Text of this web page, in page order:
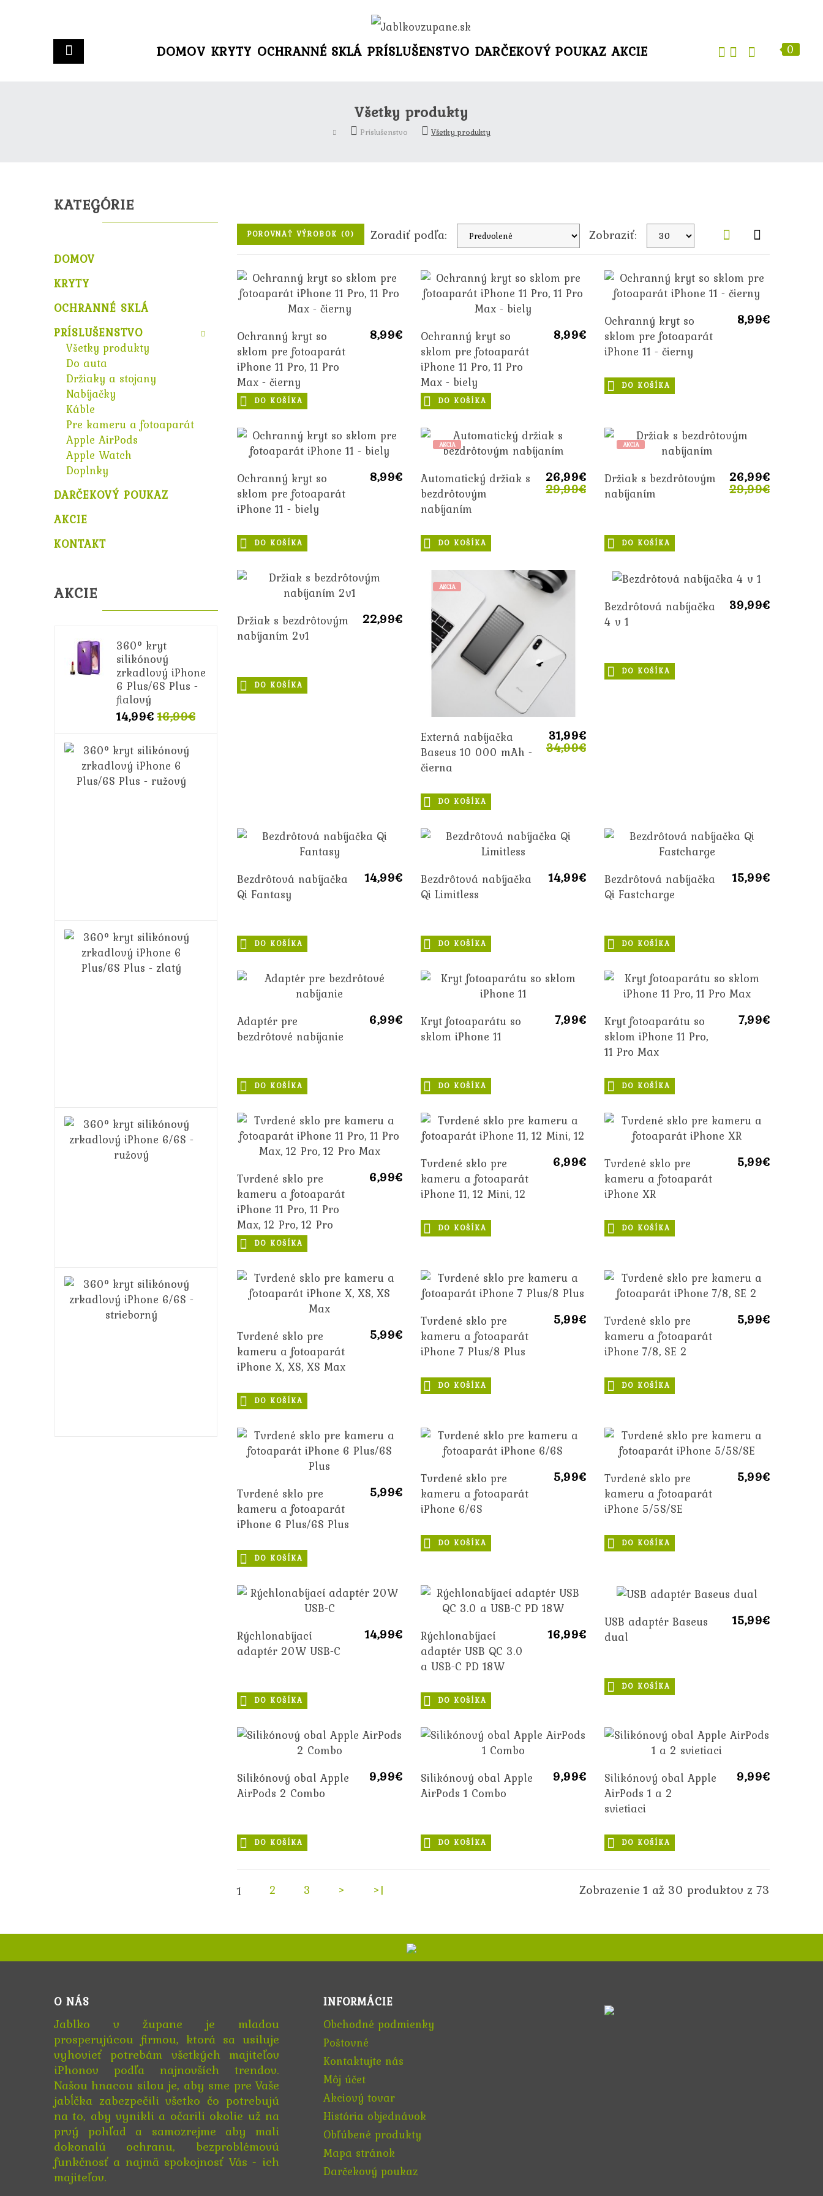
DOMOV KRYTY OCHRANNÉ SKLÁ PRÍSLUŠENSTVO DARČEKOVÝ POUKAZ AKCIE 0
Všetky produkty
Príslušenstvo Všetky produkty
KATEGÓRIE
DOMOV
KRYTY
OCHRANNÉ SKLÁ
PRÍSLUŠENSTVO
Všetky produkty
Do auta
Držiaky a stojany
Nabíjačky
Káble
Pre kameru a fotoaparát
Apple AirPods
Apple Watch
Doplnky
DARČEKOVÝ POUKAZ
AKCIE
KONTAKT
AKCIE
360° kryt
silikónový
zrkadlový iPhone
6 Plus/6S Plus -
fialový
14,99€ 16,99€
Plus/6S
ružový
14,99€
16,99€
zrkadlový
Plus/6S
14,99€
16,99€
silikónový
iPhone
ružový
14,99€
16,99€
iPhone
14,99€
16,99€
POROVNAŤ VÝROBOK (0) Zoradiť podľa: Zobraziť:
Ochranný kryt so
sklom pre fotoaparát
iPhone 11 Pro, 11 Pro
Max - čierny
8,99€
DO KOŠÍKA
Ochranný kryt so
sklom pre fotoaparát
iPhone 11 Pro, 11 Pro
Max - biely
8,99€
DO KOŠÍKA
Ochranný kryt so
sklom pre fotoaparát
iPhone 11 - čierny
8,99€
DO KOŠÍKA
Ochranný kryt so
sklom pre fotoaparát
iPhone 11 - biely
8,99€
DO KOŠÍKA
AKCIA
Automatický držiak s
bezdrôtovým
nabíjaním
26,99€
29,99€
DO KOŠÍKA
AKCIA
Držiak s bezdrôtovým
nabíjaním
26,99€
29,99€
DO KOŠÍKA
Držiak s bezdrôtovým
nabíjaním 2v1
22,99€
DO KOŠÍKA
AKCIA
Externá nabíjačka
Baseus 10 000 mAh -
čierna
31,99€
34,99€
DO KOŠÍKA
Bezdrôtová nabíjačka
4 v 1
39,99€
DO KOŠÍKA
Bezdrôtová nabíjačka
Qi Fantasy
14,99€
DO KOŠÍKA
Bezdrôtová nabíjačka
Qi Limitless
14,99€
DO KOŠÍKA
Bezdrôtová nabíjačka
Qi Fastcharge
15,99€
DO KOŠÍKA
Adaptér pre
bezdrôtové nabíjanie
6,99€
DO KOŠÍKA
Kryt fotoaparátu so
sklom iPhone 11
7,99€
DO KOŠÍKA
Kryt fotoaparátu so
sklom iPhone 11 Pro,
11 Pro Max
7,99€
DO KOŠÍKA
Tvrdené sklo pre
kameru a fotoaparát
iPhone 11 Pro, 11 Pro
Max, 12 Pro, 12 Pro
Max
6,99€
DO KOŠÍKA
Tvrdené sklo pre
kameru a fotoaparát
iPhone 11, 12 Mini, 12
6,99€
DO KOŠÍKA
Tvrdené sklo pre
kameru a fotoaparát
iPhone XR
5,99€
DO KOŠÍKA
Tvrdené sklo pre
kameru a fotoaparát
iPhone X, XS, XS Max
5,99€
DO KOŠÍKA
Tvrdené sklo pre
kameru a fotoaparát
iPhone 7 Plus/8 Plus
5,99€
DO KOŠÍKA
Tvrdené sklo pre
kameru a fotoaparát
iPhone 7/8, SE 2
5,99€
DO KOŠÍKA
Tvrdené sklo pre
kameru a fotoaparát
iPhone 6 Plus/6S Plus
5,99€
DO KOŠÍKA
Tvrdené sklo pre
kameru a fotoaparát
iPhone 6/6S
5,99€
DO KOŠÍKA
Tvrdené sklo pre
kameru a fotoaparát
iPhone 5/5S/SE
5,99€
DO KOŠÍKA
Rýchlonabíjací
adaptér 20W USB-C
14,99€
DO KOŠÍKA
Rýchlonabíjací
adaptér USB QC 3.0
a USB-C PD 18W
16,99€
DO KOŠÍKA
USB adaptér Baseus
dual
15,99€
DO KOŠÍKA
Silikónový obal Apple
AirPods 2 Combo
9,99€
DO KOŠÍKA
Silikónový obal Apple
AirPods 1 Combo
9,99€
DO KOŠÍKA
Silikónový obal Apple
AirPods 1 a 2
svietiaci
9,99€
DO KOŠÍKA
1 2 3 > >| Zobrazenie 1 až 30 produktov z 73
O NÁS
Jablko v župane je mladou
prosperujúcou firmou, ktorá sa usiluje
vyhovieť potrebám všetkých majiteľov
iPhonov podľa najnovších trendov.
Našou hnacou silou je, aby sme pre Vaše
jabĺčka zabezpečili všetko čo potrebujú
na to, aby vynikli a očarili okolie už na
prvý pohľad a samozrejme aby mali
dokonalú ochranu, bezproblémovú
funkčnosť a najmä spokojnosť Vás - ich
majiteľov.
INFORMÁCIE
Obchodné podmienky
Poštovné
Kontaktujte nás
Môj účet
Akciový tovar
História objednávok
Obľúbené produkty
Mapa stránok
Darčekový poukaz